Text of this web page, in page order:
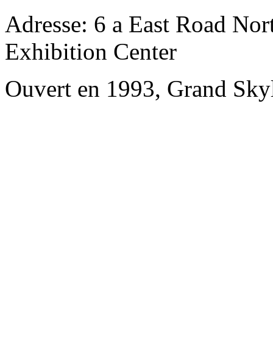
Adresse: 6 a East Road
Exhibition Center
Ouvert en 1993, Grand